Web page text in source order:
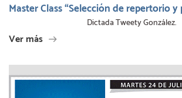
Master Class “Selección de repertorio
Dictada Tweety González.
Ver más